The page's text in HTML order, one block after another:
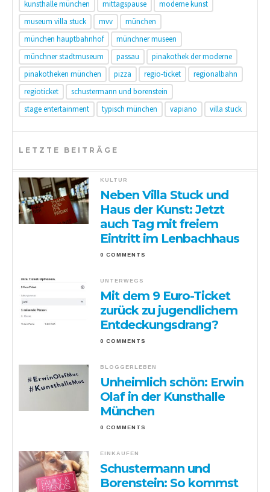
kunsthalle münchen
mittagspause
moderne kunst
museum villa stuck
mvv
münchen
münchen hauptbahnhof
münchner museen
münchner stadtmuseum
passau
pinakothek der moderne
pinakotheken münchen
pizza regio-ticket
regionalbahn
regioticket
schustermann und borenstein
stage entertainment
typisch münchen vapiano villa stuck
LETZTE BEITRÄGE
KULTUR
Neben Villa Stuck und
Haus der Kunst: Jetzt
auch Tag mit freiem
Eintritt im Lenbachhaus
0 COMMENTS
UNTERWEGS
Mit dem 9 Euro-Ticket
zurück zu jugendlichem
Entdeckungsdrang?
0 COMMENTS
BLOGGERLEBEN
Unheimlich schön: Erwin
Olaf in der Kunsthalle
München
0 COMMENTS
EINKAUFEN
Schustermann und
Borenstein: So kommst